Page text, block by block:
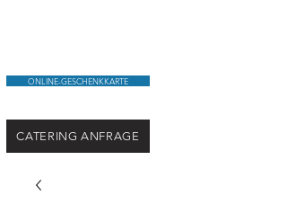
ONLINE-GESCHENKKARTE
CATERING ANFRAGE